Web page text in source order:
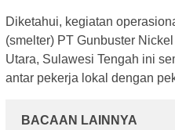
Diketahui, kegiatan
(smelter) PT Gunbuster
Utara, Sulawesi Tengah ini
antar pekerja lokal dengan
BACAAN LAINNYA